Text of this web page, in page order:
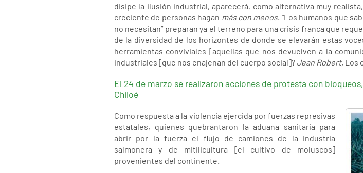
disipe la ilusión industrial, aparecerá, como alternativa muy
creciente de personas hagan más con menos. “Los humanos que
no necesitan” preparan ya el terreno para una crisis franca que
de la diversidad de los horizontes de donde se elevarán estas
herramientas conviviales [aquellas que nos devuelven a la
industriales [que nos enajenan del cuerpo social]? Jean Robert, Los
El 24 de marzo se realizaron acciones de protesta con
Chiloé
Como respuesta a la violencia ejercida por fuerzas represivas
estatales, quienes quebrantaron la aduana sanitaria para
abrir por la fuerza el flujo de camiones de la industria
salmonera y de mitilicultura [el cultivo de moluscos]
provenientes del continente.